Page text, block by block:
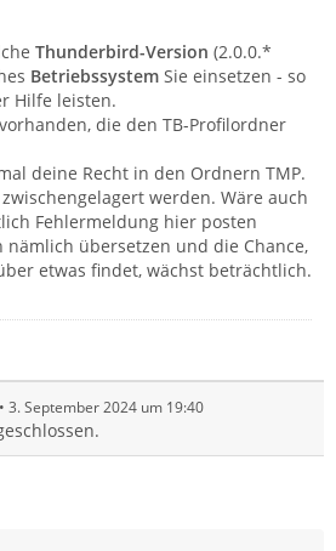
Thunderbird-Version (2.0.0.*
Betriebssystem Sie einsetzen - so
Hilfe leisten.
die den TB-Profilordner
deine Recht in den Ordnern TMP.
werden. Wäre auch
Fehlermeldung hier posten
übersetzen und die Chance,
etwas findet, wächst beträchtlich.
3. September 2024 um 19:40